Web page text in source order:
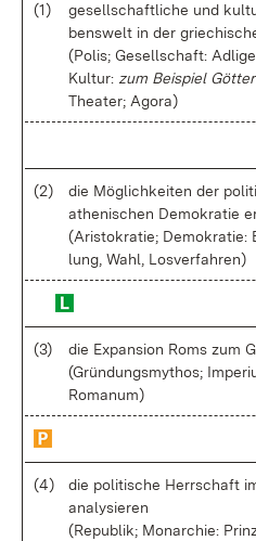
(1)
ge­sell­schaft­li­che und
bens­welt in der
(Po­lis; Ge­sell­schaft:
Kul­tur: zum Bei­spiel
Thea­ter; Ago­ra)
(2)
die Mög­lich­kei­ten der
athe­ni­schen De­mo­kra­tie
(Aris­to­kra­tie; De­mo­kra­tie:
lung, Wahl, Los­ver­fah­ren)
(3)
die Ex­pan­si­on Roms zum
(Grün­dungs­my­thos;
Ro­ma­num)
(4)
die po­li­ti­sche Herr­schaft
ana­ly­sie­ren
(Re­pu­blik; Mon­ar­chie: